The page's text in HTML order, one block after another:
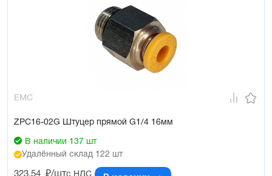
EMC
ZPC16-02G Штуцер прямой G1/4 16мм
В наличии 137 шт
Удалённый склад 122 шт
323,54 ₽/штс НДС